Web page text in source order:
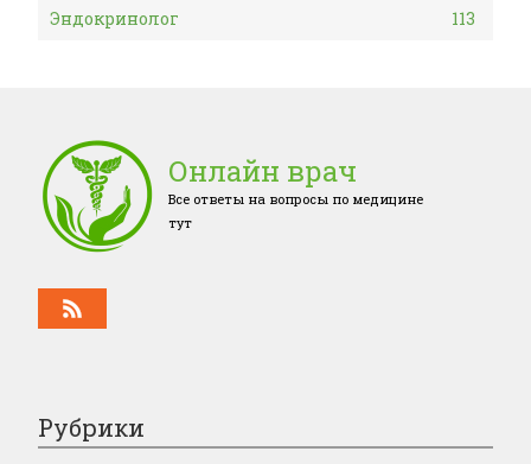
Эндокринолог
113
Онлайн врач
Все ответы на вопросы по медицине
тут
Рубрики